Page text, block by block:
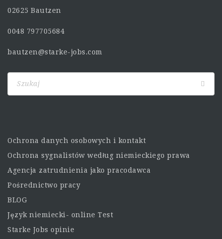
02625 Bautzen
0048 797705684
bautzen@starke-jobs.com
Ochrona danych osobowych i kontakt
Ochrona sygnalistów według niemieckiego prawa
Agencja zatrudnienia jako pracodawca
Pośrednictwo pracy
BLOG
Język niemiecki- online Test
Starke Jobs opinie